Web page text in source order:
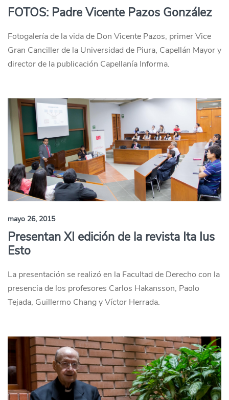
FOTOS: Padre Vicente Pazos González
Fotogalería de la vida de Don Vicente Pazos, primer Vice
Gran Canciller de la Universidad de Piura, Capellán Mayor y
director de la publicación Capellanía Informa.
mayo 26, 2015
Presentan XI edición de la revista Ita Ius
Esto
La presentación se realizó en la Facultad de Derecho con la
presencia de los profesores Carlos Hakansson, Paolo
Tejada, Guillermo Chang y Víctor Herrada.